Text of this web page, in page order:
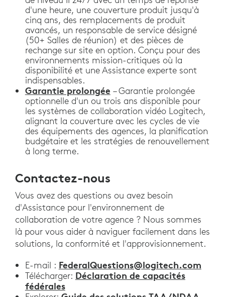
d'une heure, une couverture produit jusqu'à
cinq ans, des remplacements de produit
avancés, un responsable de service désigné
(50+ Salles de réunion) et des pièces de
rechange sur site en option. Conçu pour des
environnements mission-critiques où la
disponibilité et une Assistance experte sont
indispensables.
Garantie prolongée – Garantie prolongée
optionnelle d'un ou trois ans disponible pour
les systèmes de collaboration vidéo Logitech,
alignant la couverture avec les cycles de vie
des équipements des agences, la planification
budgétaire et les stratégies de renouvellement
à long terme.
Contactez-nous
Vous avez des questions ou avez besoin
d'Assistance pour l'environnement de
collaboration de votre agence ? Nous sommes
là pour vous aider à naviguer facilement dans les
solutions, la conformité et l'approvisionnement.
E-mail : FederalQuestions@logitech.com
Télécharger: Déclaration de capacités
fédérales